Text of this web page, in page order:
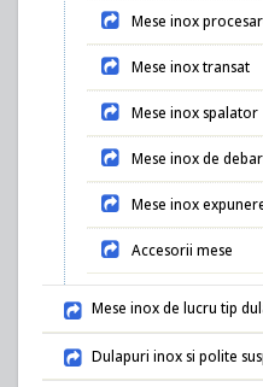
Mese inox
Mese inox transat
Mese inox spalator
Mese inox de
Mese inox
Accesorii mese
Mese inox de lucru tip
Dulapuri inox si polite